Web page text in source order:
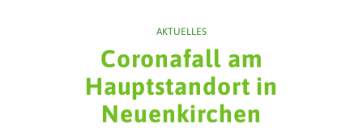
AKTUELLES
Coronafall am
Hauptstandort in
Neuenkirchen